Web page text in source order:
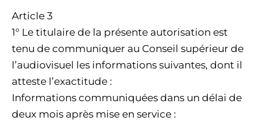
Article 3
1° Le titulaire de la présente autorisation est
tenu de communiquer au Conseil supérieur de
l’audiovisuel les informations suivantes, dont il
atteste l’exactitude :
Informations communiquées dans un délai de
deux mois après mise en service :